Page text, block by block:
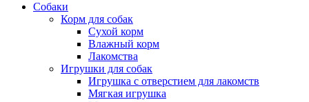
Собаки
Корм для собак
Сухой корм
Влажный корм
Лакомства
Игрушки для собак
Игрушка с отверстием для лакомств
Мягкая игрушка